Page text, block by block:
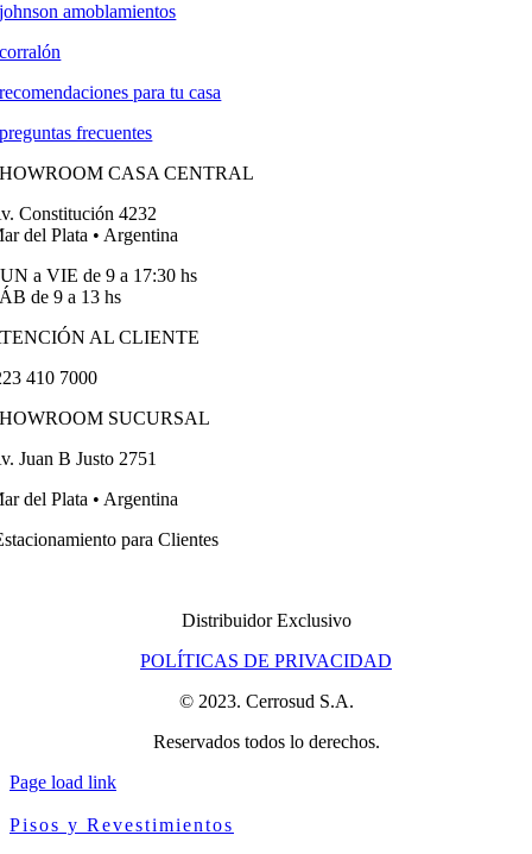
johnson amoblamientos
corralón
recomendaciones para tu casa
preguntas frecuentes
CASA CENTRAL
Constitución 4232
del Plata • Argentina
a VIE de 9 a 17:30 hs
de 9 a 13 hs
AL CLIENTE
410 7000
SUCURSAL
Juan B Justo 2751
del Plata • Argentina
para Clientes
Distribuidor Exclusivo
POLÍTICAS DE PRIVACIDAD
© 2023. Cerrosud S.A.
Reservados todos lo derechos.
Page load link
Pisos y Revestimientos